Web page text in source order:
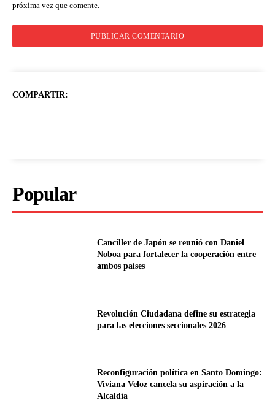
próxima vez que comente.
COMPARTIR:
Popular
Canciller de Japón se reunió con Daniel
Noboa para fortalecer la cooperación entre
ambos países
Revolución Ciudadana define su estrategia
para las elecciones seccionales 2026
Reconfiguración política en Santo Domingo:
Viviana Veloz cancela su aspiración a la
Alcaldía